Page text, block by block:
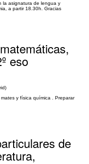
la asignatura de lengua y
a partir 18.30h. Gracias
eso
y física química . Preparar
de